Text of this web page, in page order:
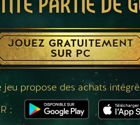
PARTIE DE
JOUEZ GRATUITEMENT
SUR PC
jeu propose des achats
: